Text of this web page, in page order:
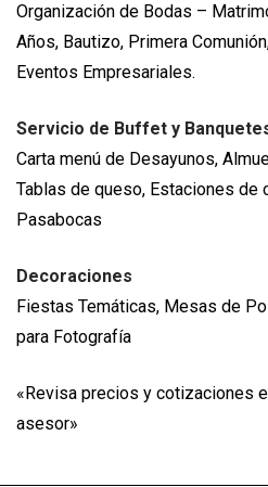
Organización de Bodas –
Años, Bautizo, Primera
Eventos Empresariales.
Servicio de Buffet y
Carta menú de Desayunos,
Tablas de queso, Estaciones de
Pasabocas
Decoraciones
Fiestas Temáticas, Mesas de
para Fotografía
«Revisa precios y cotizaciones
asesor»